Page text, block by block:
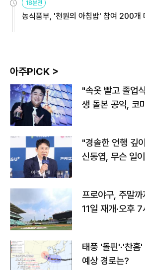
18분전
농식품부, '천원의 아침밥' 참여 200개
아주PICK >
"속옷 빨고 졸업
생 돌본 공익, 코
"경솔한 언행 깊
신동엽, 무슨 일
프로야구, 주말
11일 재개·오후
태풍 '돌핀'·'찬
예상 경로는?